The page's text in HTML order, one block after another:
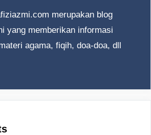
merupakan blog
yang memberikan informasi
agama, fiqih, doa-doa, dll